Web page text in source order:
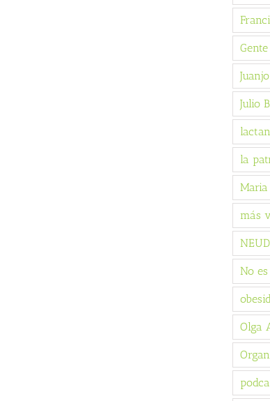
Julio
la
más
No
Olga